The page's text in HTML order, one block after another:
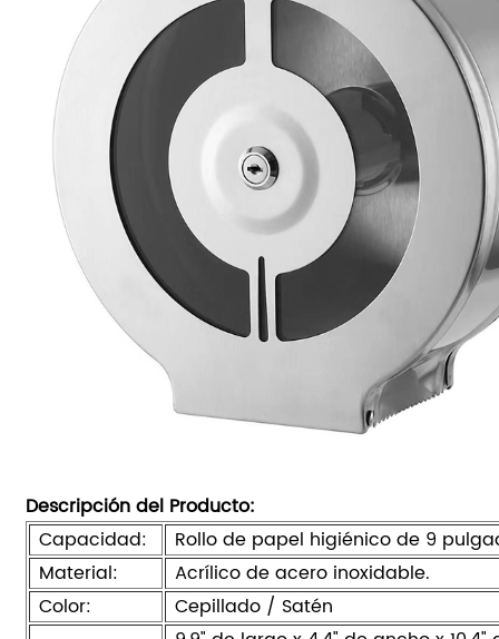
Descripción del Producto:
Capacidad:
Rollo de papel higiénico de 9
Material:
Acrílico de acero inoxidable.
Color:
Cepillado / Satén